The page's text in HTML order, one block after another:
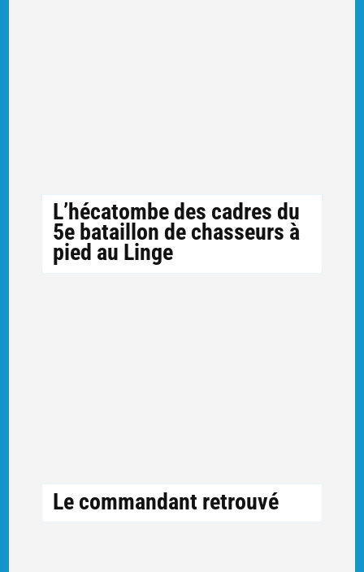
L’hécatombe des cadres du
5e bataillon de chasseurs à
pied au Linge
Le commandant retrouvé